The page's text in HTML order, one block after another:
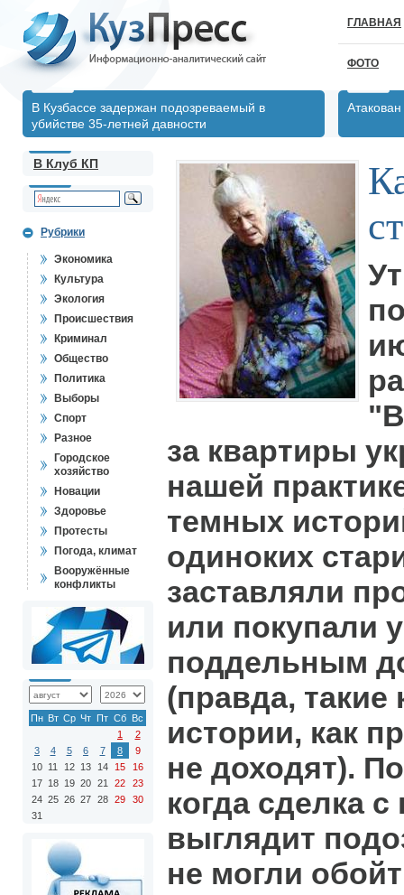
ГЛАВНАЯ
ФОТО
В Кузбассе задержан подозреваемый в
убийстве 35-летней давности
В Клуб КП
Рубрики
Экономика
Культура
Экология
Происшествия
Криминал
Общество
Политика
Выборы
Спорт
Разное
Городское
хозяйство
Новации
Здоровье
Протесты
Погода, климат
Вооружённые
конфликты
Пн Вт Ср Чт Пт Сб Вс
1
2
3
4 5 6 7 8
9
10 11 12 13 14 15
16
17 18 19 20 21 22
23
24 25 26 27 28 29
30
31
за квартиры
нашей
темных
одиноких
заставляли
или покупали
поддельным
(правда,
истории, как
не доходят).
когда сделка
выглядит
не могли